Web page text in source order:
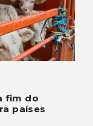
fim do
países